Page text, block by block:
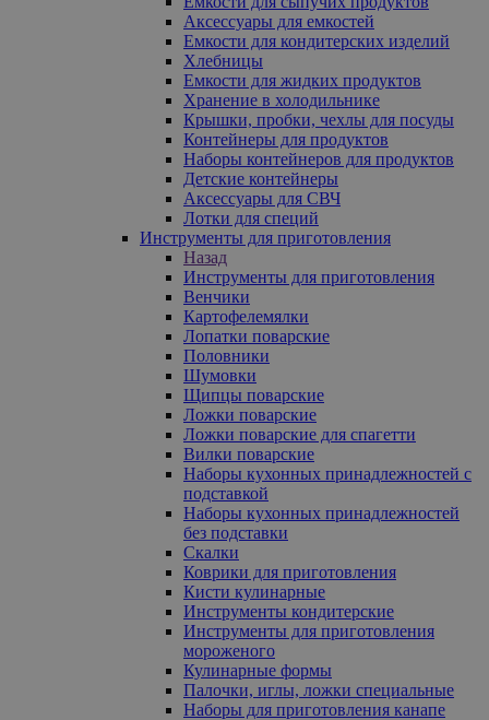
Аксессуары для емкостей
Емкости для кондитерских изделий
Хлебницы
Емкости для жидких продуктов
Хранение в холодильнике
Крышки, пробки, чехлы для посуды
Контейнеры для продуктов
Наборы контейнеров для продуктов
Детские контейнеры
Аксессуары для СВЧ
Лотки для специй
Инструменты для приготовления
Назад
Инструменты для приготовления
Венчики
Картофелемялки
Лопатки поварские
Половники
Шумовки
Щипцы поварские
Ложки поварские
Ложки поварские для спагетти
Вилки поварские
Наборы кухонных принадлежностей с
подставкой
Наборы кухонных принадлежностей
без подставки
Скалки
Коврики для приготовления
Кисти кулинарные
Инструменты кондитерские
Инструменты для приготовления
мороженого
Кулинарные формы
Палочки, иглы, ложки специальные
Наборы для приготовления канапе